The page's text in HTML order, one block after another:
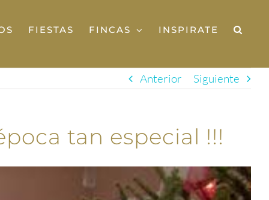
FIESTAS FINCAS INSPIRATE
Anterior Siguiente
tan especial !!!